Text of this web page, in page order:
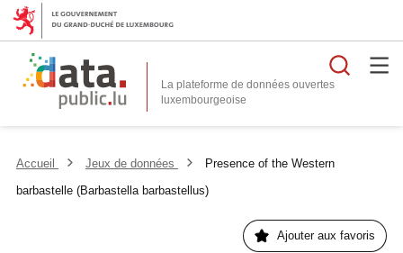
La plateforme de données ouvertes
Accueil Jeux de données
Presence of the Western
barbastelle (Barbastella barbastellus)
Ajouter aux favoris